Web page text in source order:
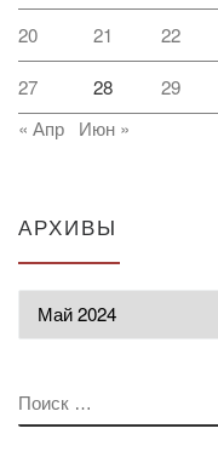
20 21 22
27 28 29
« Апр
Июн »
АРХИВЫ
ПОИСК